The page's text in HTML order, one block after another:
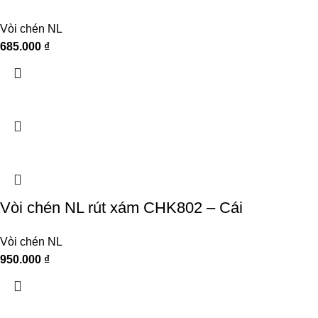
Vòi chén NL
685.000 ₫
Vòi chén NL rút xám CHK802 – Cái
Vòi chén NL
950.000 ₫